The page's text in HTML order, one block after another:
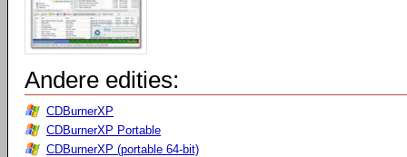
Andere edities:
CDBurnerXP
CDBurnerXP Portable
CDBurnerXP (portable 64-bit)